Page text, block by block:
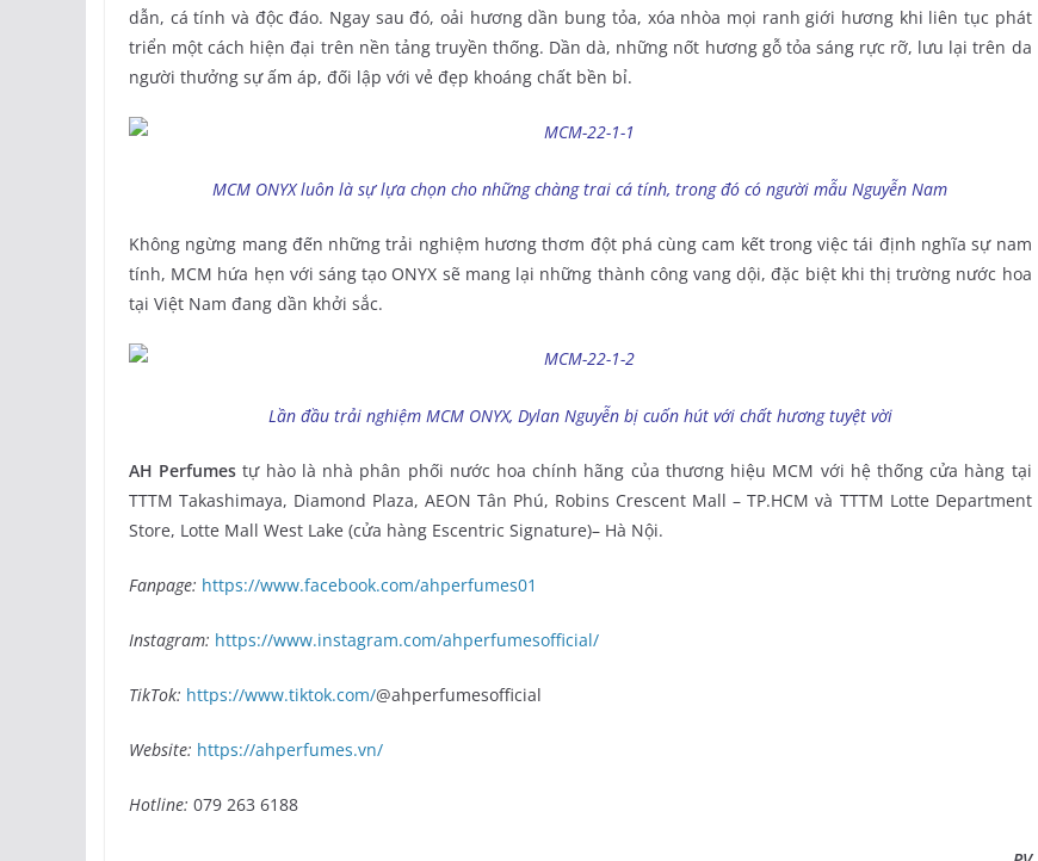
dẫn, cá tính và độc đáo. Ngay sau đó, oải hương dần bung tỏa, xóa nhòa mọi ranh giới hương khi liên tục phát
triển một cách hiện đại trên nền tảng truyền thống. Dần dà, những nốt hương gỗ tỏa sáng rực rỡ, lưu lại trên da
người thưởng sự ấm áp, đối lập với vẻ đẹp khoáng chất bền bỉ.
MCM ONYX luôn là sự lựa chọn cho những chàng trai cá tính, trong đó có người mẫu Nguyễn Nam
Không ngừng mang đến những trải nghiệm hương thơm đột phá cùng cam kết trong việc tái định nghĩa sự nam
tính, MCM hứa hẹn với sáng tạo ONYX sẽ mang lại những thành công vang dội, đặc biệt khi thị trường nước hoa
tại Việt Nam đang dần khởi sắc.
Lần đầu trải nghiệm MCM ONYX, Dylan Nguyễn bị cuốn hút với chất hương tuyệt vời
AH Perfumes tự hào là nhà phân phối nước hoa chính hãng của thương hiệu MCM với hệ thống cửa hàng tại
TTTM Takashimaya, Diamond Plaza, AEON Tân Phú, Robins Crescent Mall – TP.HCM và TTTM Lotte Department
Store, Lotte Mall West Lake (cửa hàng Escentric Signature)– Hà Nội.
Fanpage: https://www.facebook.com/ahperfumes01
Instagram: https://www.instagram.com/ahperfumesofficial/
TikTok: https://www.tiktok.com/@ahperfumesofficial
Website: https://ahperfumes.vn/
Hotline: 079 263 6188